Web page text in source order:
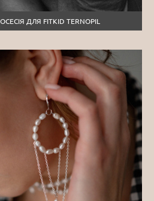
ДЛЯ FITKID TERNOPIL